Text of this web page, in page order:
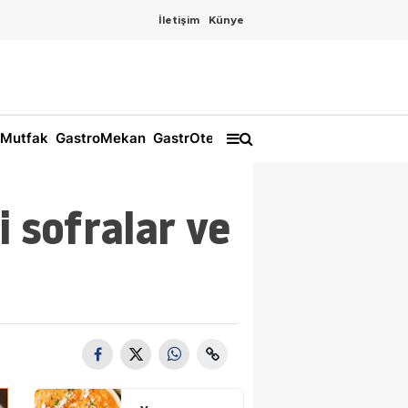
İletişim Künye
GastroMekan GastrOtel
sofralar ve